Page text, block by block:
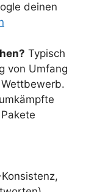
deinen
Typisch
von Umfang